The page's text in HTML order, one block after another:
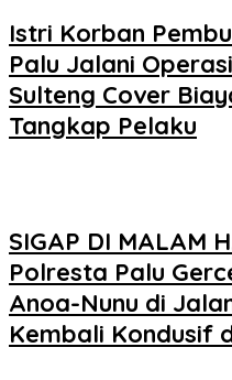
Istri Korban
Palu Jalani
Sulteng Cover
Tangkap Pelaku
SIGAP DI MALAM
Polresta Palu
Anoa-Nunu di
Kembali Kondusif